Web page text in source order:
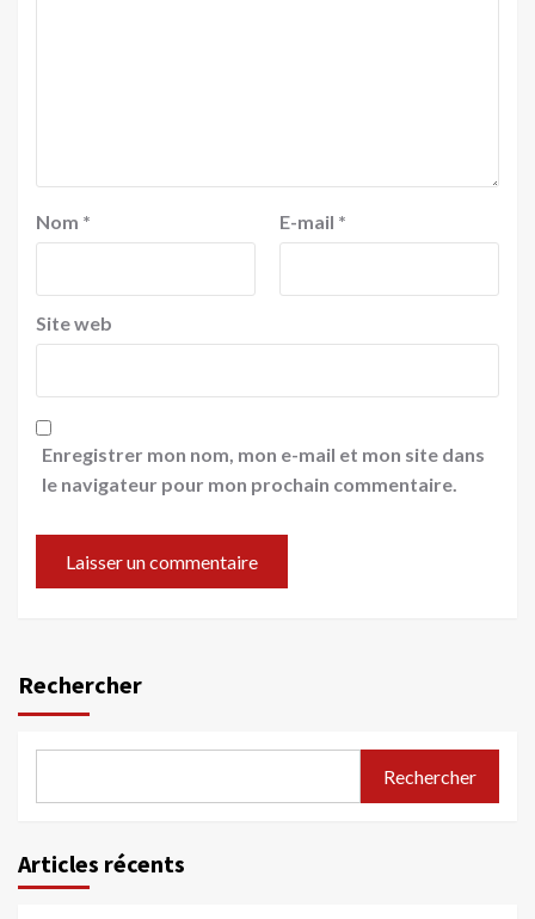
Nom * E-mail *
Site web
Enregistrer mon nom, mon e-mail et mon site dans
le navigateur pour mon prochain commentaire.
Rechercher
Rechercher
Articles récents